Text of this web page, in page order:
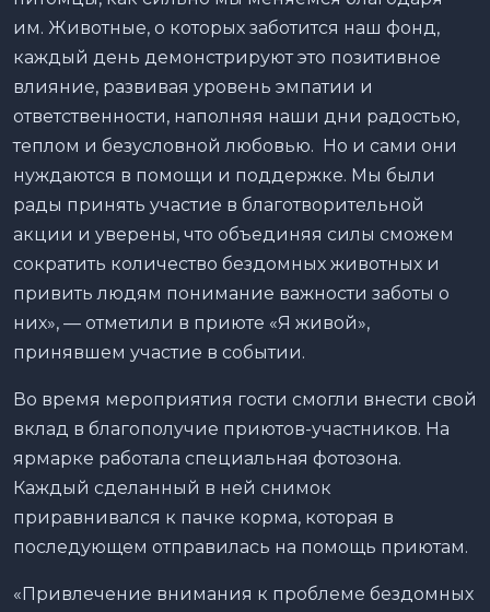
им. Животные, о которых заботится наш фонд,
каждый день демонстрируют это позитивное
влияние, развивая уровень эмпатии и
ответственности, наполняя наши дни радостью,
теплом и безусловной любовью. Но и сами они
нуждаются в помощи и поддержке. Мы были
рады принять участие в благотворительной
акции и уверены, что объединяя силы сможем
сократить количество бездомных животных и
привить людям понимание важности заботы о
них», — отметили в приюте «Я живой»,
принявшем участие в событии.
Во время мероприятия гости смогли внести свой
вклад в благополучие приютов-участников. На
ярмарке работала специальная фотозона.
Каждый сделанный в ней снимок
приравнивался к пачке корма, которая в
последующем отправилась на помощь приютам.
«Привлечение внимания к проблеме бездомных